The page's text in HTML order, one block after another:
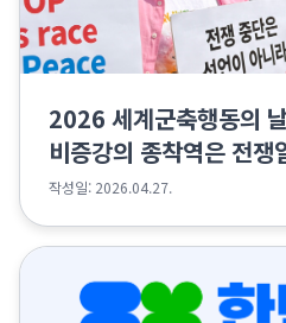
2026 세계군축행동의
비증강의 종착역은 전쟁
작성일: 2026.04.27.